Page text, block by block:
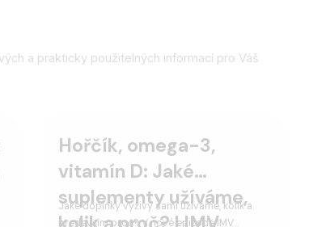
a prakticky použitelných informací pro Váš
Hořčík, omega-3,
vitamín D: Jaké
suplementy užíváme,
Jaké doplňky výživy sami užíváme, kolik a
především proč? V nové epizodě IMV